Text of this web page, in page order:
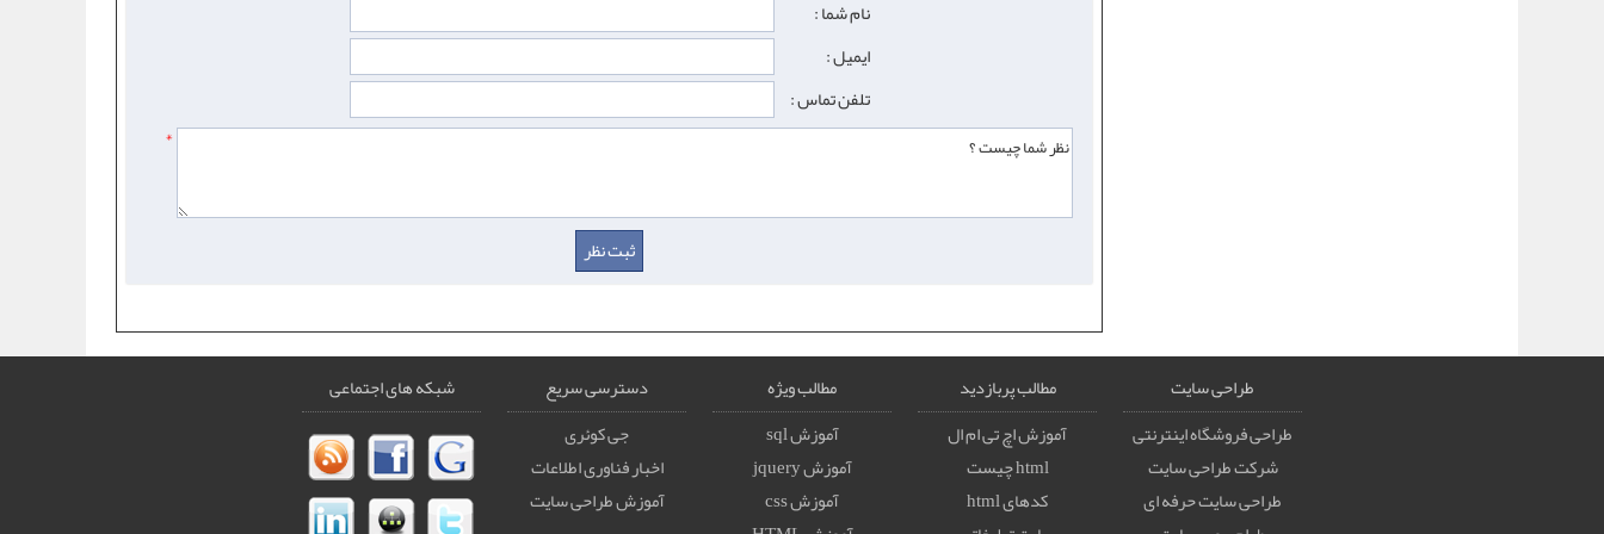
نام شما :
ایمیل :
تلفن تماس :
*
طراحی سایت
طراحی فروشگاه اینترنتی
شرکت طراحی سایت
طراحی سایت حرفه ای
مطالب پربازدید
آموزش اچ تی ام ال
html چیست
کدهای html
مطالب ویژه
آموزش sql
آموزش jquery
آموزش css
دسترسی سریع
جی کوئری
اخبار فناوری اطلاعات
آموزش طراحی سایت
شبکه های اجتماعی